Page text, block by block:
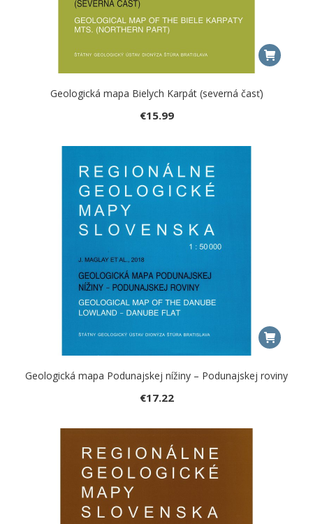
Geologická mapa Bielych Karpát (severná časť)
€15.99
Geologická mapa Podunajskej nížiny – Podunajskej roviny
€17.22